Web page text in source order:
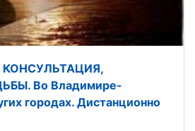
Во Владимире-
городах. Дистанционно